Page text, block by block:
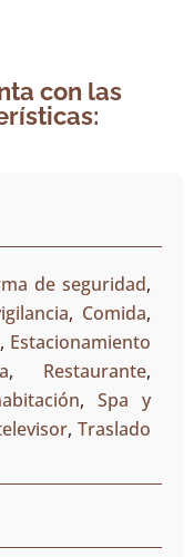
con las
de seguridad,
, Comida,
, Estacionamiento
, Restaurante,
,Spa y
,Traslado